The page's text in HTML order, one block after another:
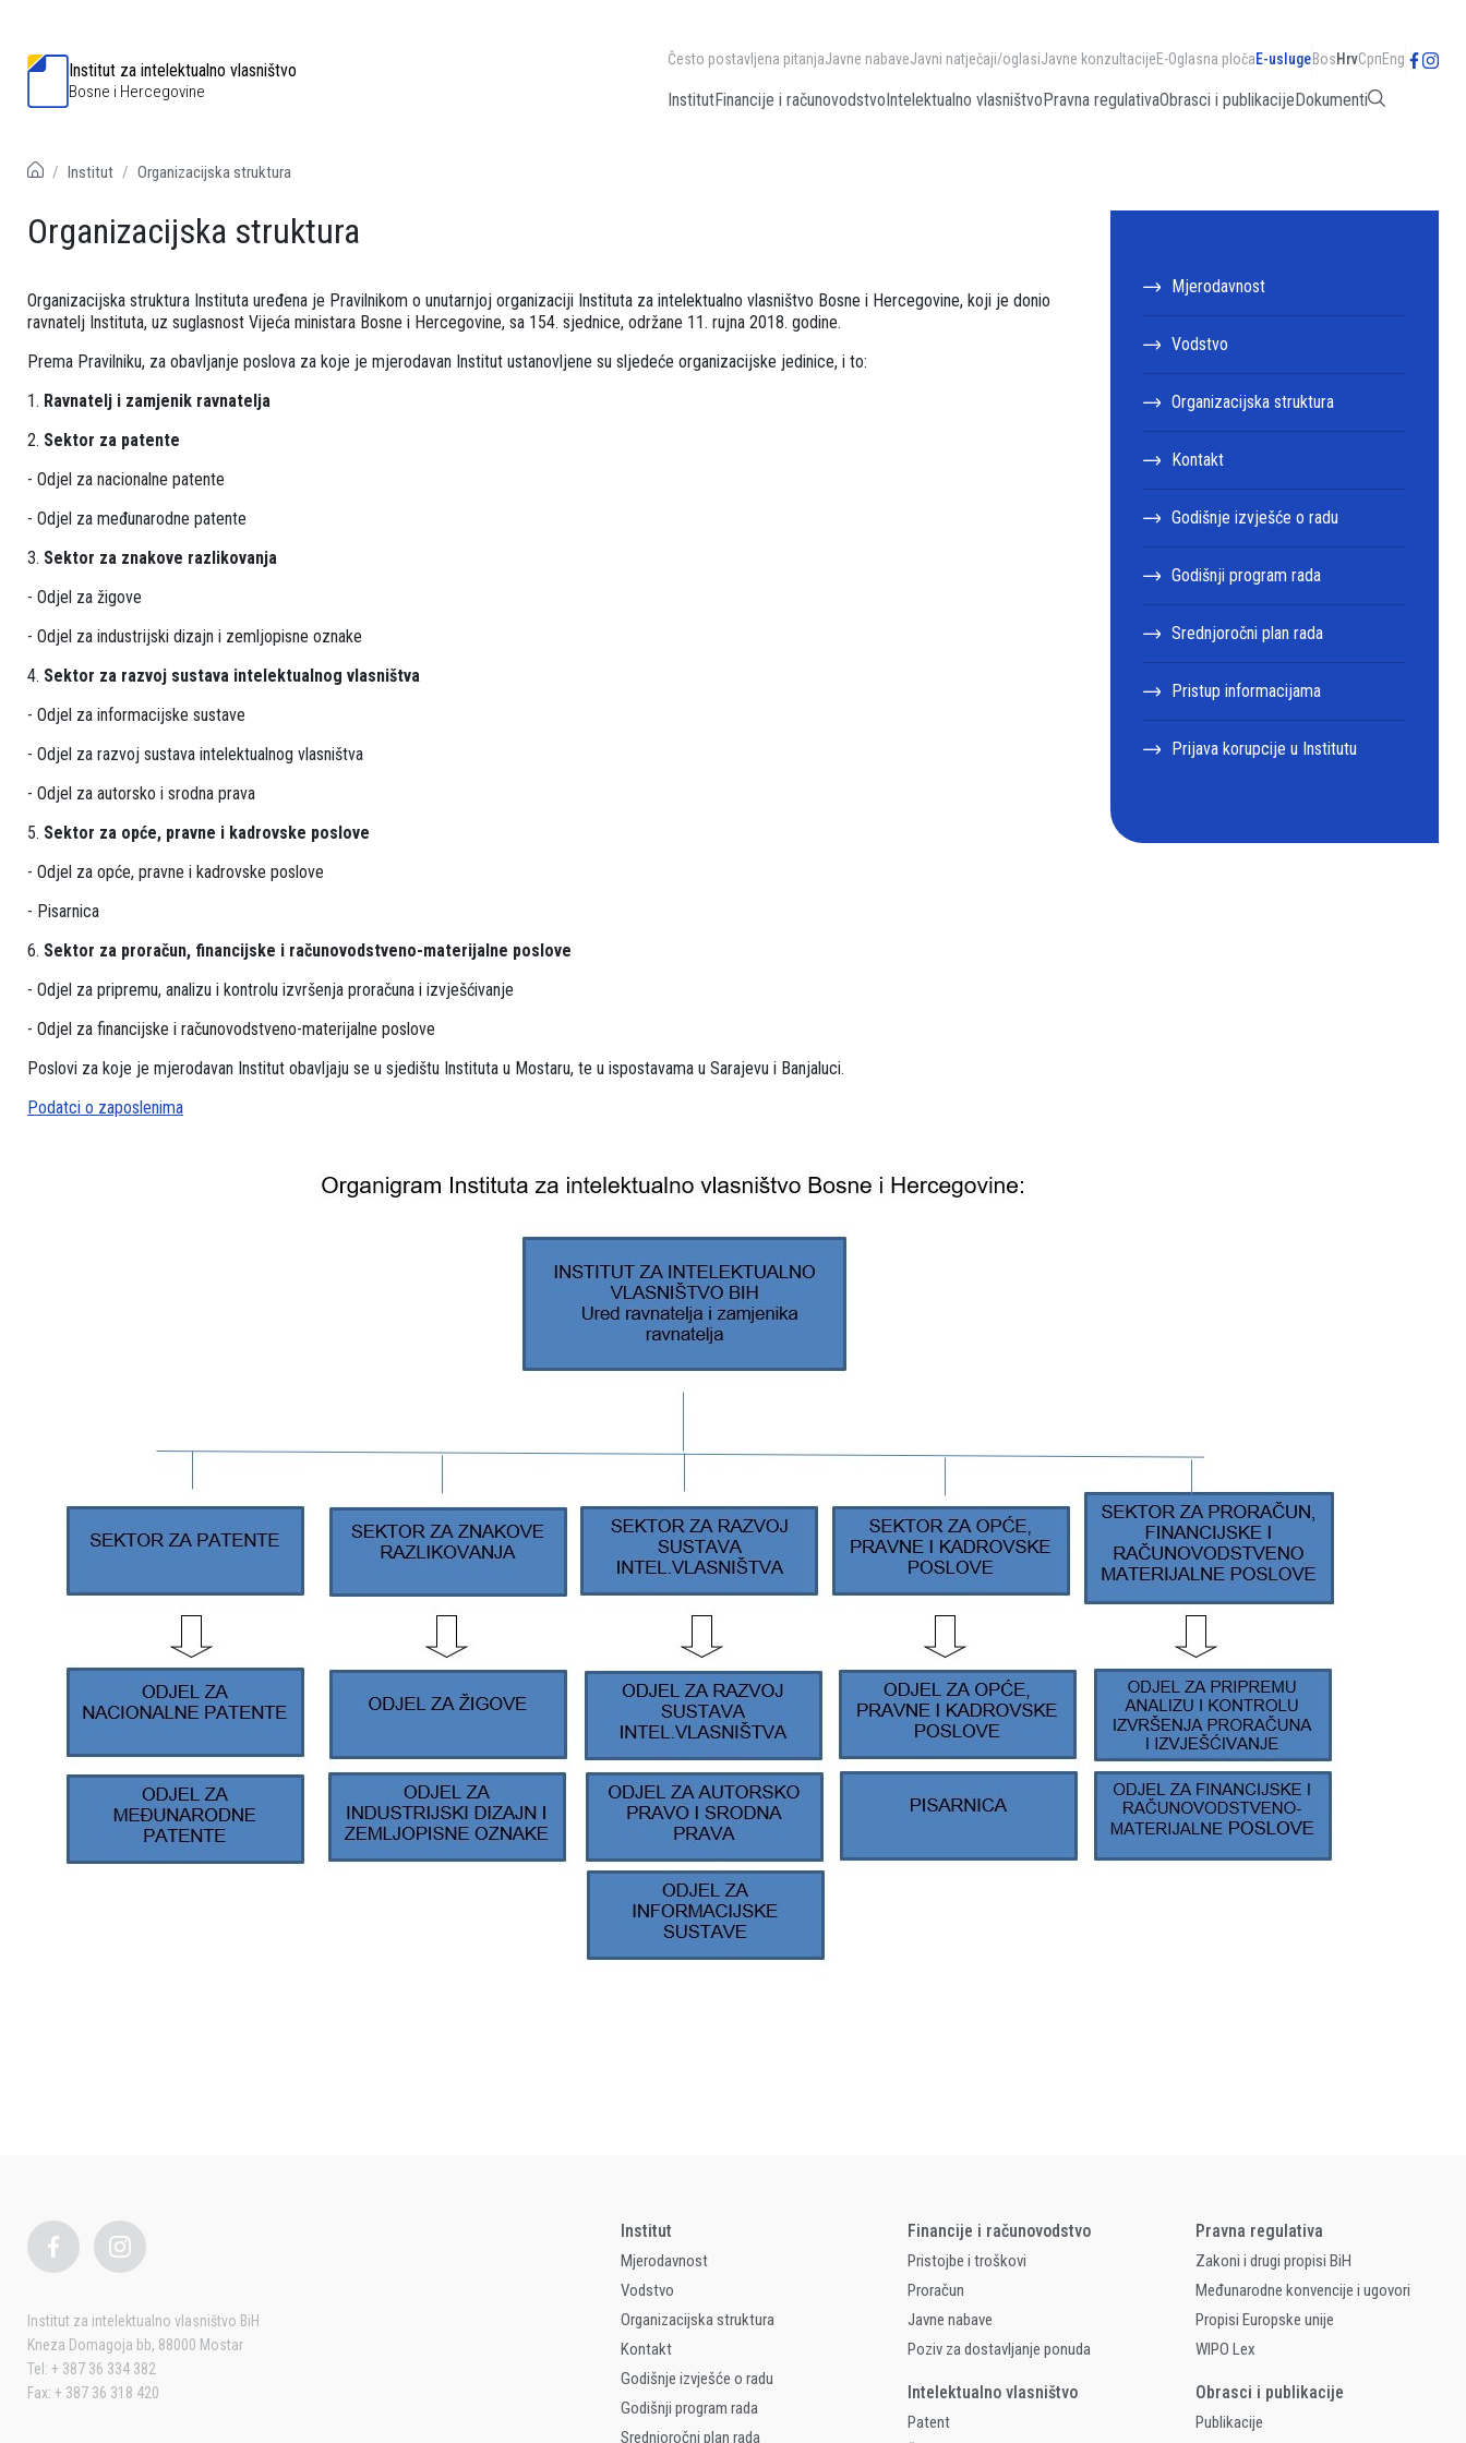
Institut za intelektualno vlasništvo
Bosne i Hercegovine
Često postavljena pitanjaJavne nabaveJavni natječaji/oglasiJavne konzultacijeE-Oglasna pločaE-uslugeBosHrvСрпEng
InstitutFinancije i računovodstvoIntelektualno vlasništvoPravna regulativaObrasci i publikacijeDokumenti
Institut Organizacijska struktura
Organizacijska struktura
Organizacijska struktura Instituta uređena je Pravilnikom o unutarnjoj organizaciji Instituta za intelektualno vlasništvo Bosne i Hercegovine, koji je donio
ravnatelj Instituta, uz suglasnost Vijeća ministara Bosne i Hercegovine, sa 154. sjednice, održane 11. rujna 2018. godine.
Prema Pravilniku, za obavljanje poslova za koje je mjerodavan Institut ustanovljene su sljedeće organizacijske jedinice, i to:
1. Ravnatelj i zamjenik ravnatelja
2. Sektor za patente
- Odjel za nacionalne patente
- Odjel za međunarodne patente
3. Sektor za znakove razlikovanja
- Odjel za žigove
- Odjel za industrijski dizajn i zemljopisne oznake
4. Sektor za razvoj sustava intelektualnog vlasništva
- Odjel za informacijske sustave
- Odjel za razvoj sustava intelektualnog vlasništva
- Odjel za autorsko i srodna prava
5. Sektor za opće, pravne i kadrovske poslove
- Odjel za opće, pravne i kadrovske poslove
- Pisarnica
6. Sektor za proračun, financijske i računovodstveno-materijalne poslove
- Odjel za pripremu, analizu i kontrolu izvršenja proračuna i izvješćivanje
- Odjel za financijske i računovodstveno-materijalne poslove
Poslovi za koje je mjerodavan Institut obavljaju se u sjedištu Instituta u Mostaru, te u ispostavama u Sarajevu i Banjaluci.
Podatci o zaposlenima
Mjerodavnost
Vodstvo
Organizacijska struktura
Kontakt
Godišnje izvješće o radu
Godišnji program rada
Srednjoročni plan rada
Pristup informacijama
Prijava korupcije u Institutu
Institut za intelektualno vlasništvo BiH
Kneza Domagoja bb, 88000 Mostar
Tel: + 387 36 334 382
Fax: + 387 36 318 420
Institut
Mjerodavnost
Vodstvo
Organizacijska struktura
Kontakt
Godišnje izvješće o radu
Godišnji program rada
Srednjoročni plan rada
Financije i računovodstvo
Pristojbe i troškovi
Proračun
Javne nabave
Poziv za dostavljanje ponuda
Intelektualno vlasništvo
Patent
Pravna regulativa
Zakoni i drugi propisi BiH
Međunarodne konvencije i ugovori
Propisi Europske unije
WIPO Lex
Obrasci i publikacije
Publikacije